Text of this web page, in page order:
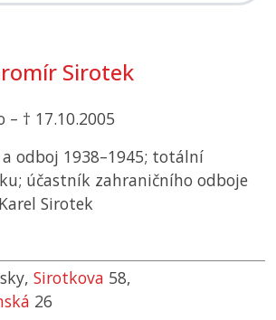
Sirotek
– † 17.10.2005
odboj 1938–1945; totální
účastník zahraničního odboje
Sirotek
Sirotkova 58,
26